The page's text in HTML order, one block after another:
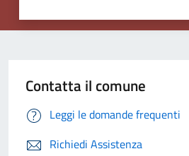
Contatta il comune
Leggi le domande frequenti
Richiedi Assistenza